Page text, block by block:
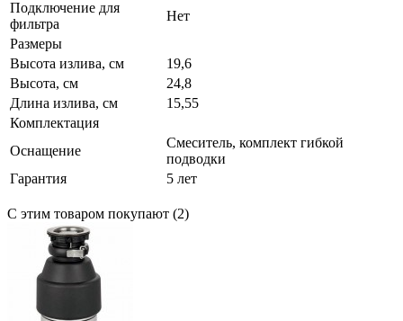
Подключение для
фильтра
Нет
Размеры
Высота излива, см
19,6
Высота, см
24,8
Длина излива, см
15,55
Комплектация
Оснащение
Смеситель, комплект гибкой
подводки
Гарантия
5 лет
С этим товаром покупают (2)